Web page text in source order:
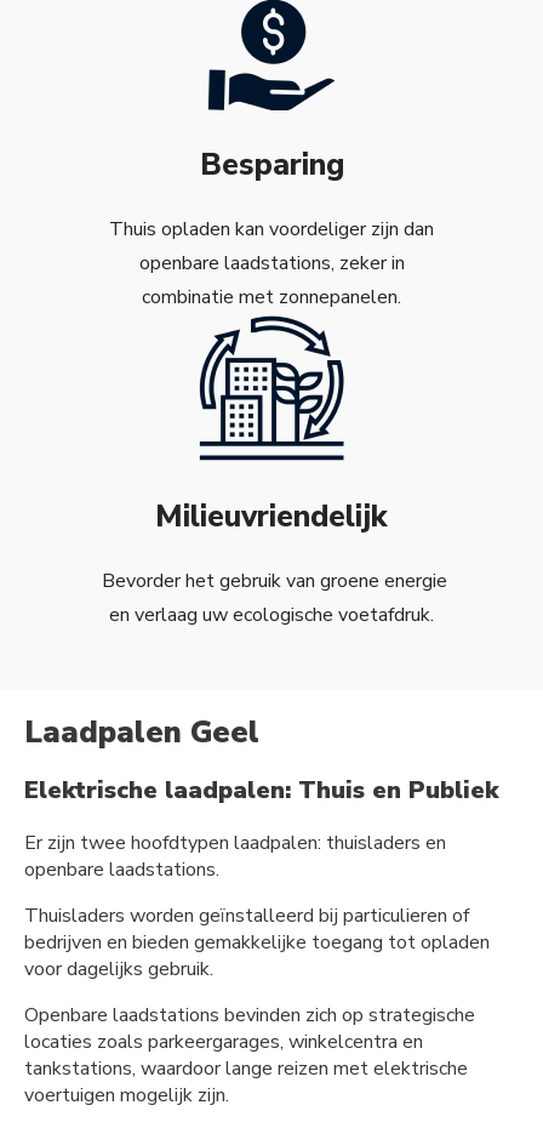
Besparing
Thuis opladen kan voordeliger zijn dan
openbare laadstations, zeker in
combinatie met zonnepanelen.
Milieuvriendelijk
Bevorder het gebruik van groene energie
en verlaag uw ecologische voetafdruk.
Laadpalen Geel
Elektrische laadpalen: Thuis en Publiek
Er zijn twee hoofdtypen laadpalen: thuisladers en
openbare laadstations.
Thuisladers worden geïnstalleerd bij particulieren of
bedrijven en bieden gemakkelijke toegang tot opladen
voor dagelijks gebruik.
Openbare laadstations bevinden zich op strategische
locaties zoals parkeergarages, winkelcentra en
tankstations, waardoor lange reizen met elektrische
voertuigen mogelijk zijn.